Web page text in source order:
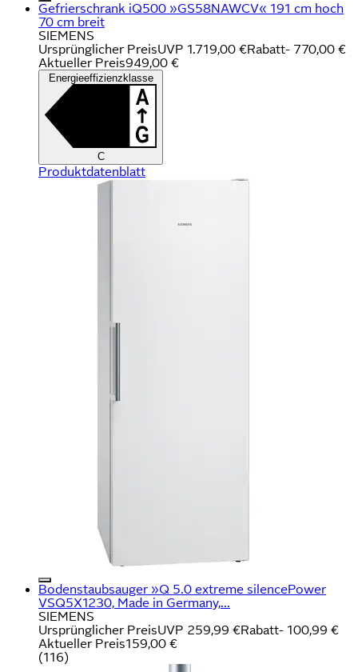
Gefrierschrank iQ500 »GS58NAWCV« 191 cm hoch
70 cm breit
SIEMENS
Ursprünglicher PreisUVP 1.719,00 €Rabatt- 770,00 €
Aktueller Preis949,00 €
Energieeffizienzklasse
C
Produktdatenblatt
Bodenstaubsauger »Q 5.0 extreme silencePower
VSQ5X1230, Made in Germany,...
SIEMENS
Ursprünglicher PreisUVP 259,99 €Rabatt- 100,99 €
Aktueller Preis159,00 €
(116)